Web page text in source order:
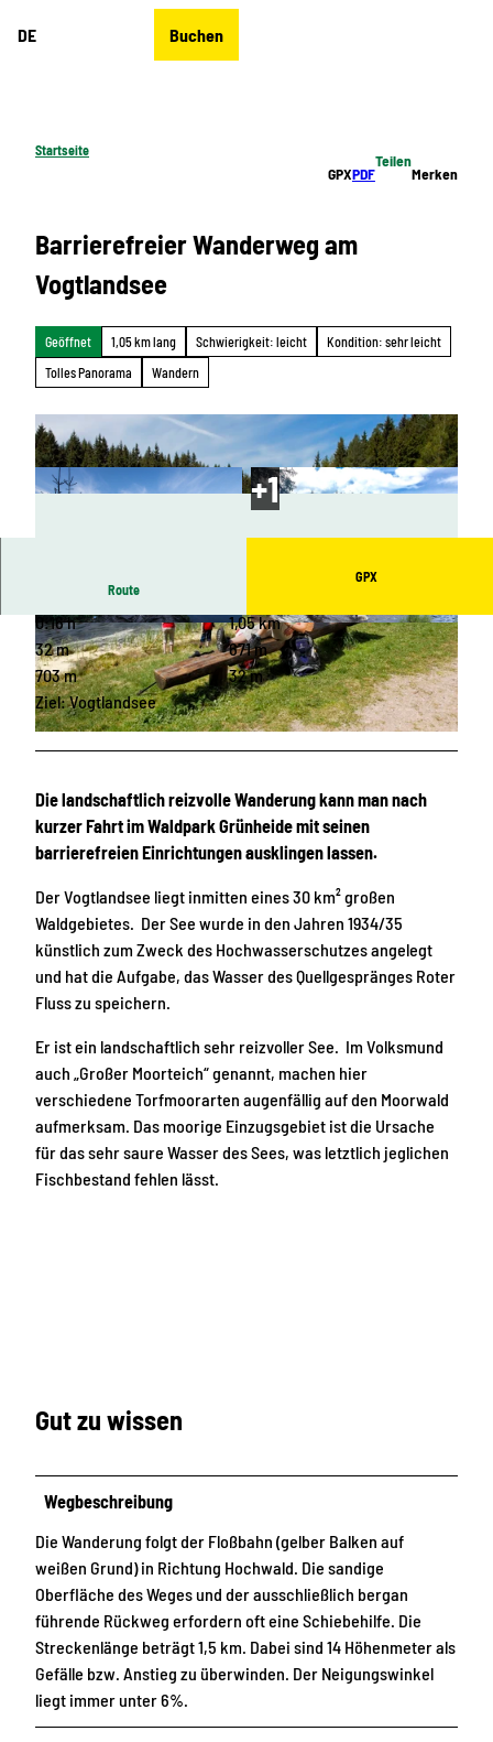
DE Buchen
Startseite
GPXPDF
Teilen
Merken
Barrierefreier Wanderweg am
Vogtlandsee
Geöffnet 1,05 km lang Schwierigkeit: leicht
Kondition: sehr leicht
Tolles Panorama
Wandern
© Archiv Tourismusverband Vogtland, S. Blunk
|CC-BY-SA
© Archiv Tourismusverband Vogtland, J.Bärthel
|CC-BY-SA
Route
GPX
0:16 h
1,05 km
32 m
671 m
703 m
32 m
Ziel: Vogtlandsee
Die landschaftlich reizvolle Wanderung kann man nach
kurzer Fahrt im Waldpark Grünheide mit seinen
barrierefreien Einrichtungen ausklingen lassen.
Der Vogtlandsee liegt inmitten eines 30 km² großen
Waldgebietes. Der See wurde in den Jahren 1934/35
künstlich zum Zweck des Hochwasserschutzes angelegt
und hat die Aufgabe, das Wasser des Quellgespränges Roter
Fluss zu speichern.
Er ist ein landschaftlich sehr reizvoller See. Im Volksmund
auch „Großer Moorteich“ genannt, machen hier
verschiedene Torfmoorarten augenfällig auf den Moorwald
aufmerksam. Das moorige Einzugsgebiet ist die Ursache
für das sehr saure Wasser des Sees, was letztlich jeglichen
Fischbestand fehlen lässt.
Gut zu wissen
Wegbeschreibung
Die Wanderung folgt der Floßbahn (gelber Balken auf
weißen Grund) in Richtung Hochwald. Die sandige
Oberfläche des Weges und der ausschließlich bergan
führende Rückweg erfordern oft eine Schiebehilfe. Die
Streckenlänge beträgt 1,5 km. Dabei sind 14 Höhenmeter als
Gefälle bzw. Anstieg zu überwinden. Der Neigungswinkel
liegt immer unter 6%.